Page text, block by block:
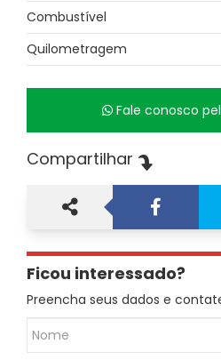
Combustível
Quilometragem
Fale conosco
Compartilhar
Ficou interessado?
Preencha seus dados e